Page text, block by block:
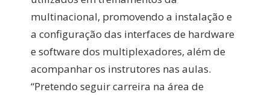
multinacional, promovendo a instalação e
a configuração das interfaces de hardware
e software dos multiplexadores, além de
acompanhar os instrutores nas aulas.
“Pretendo seguir carreira na área de